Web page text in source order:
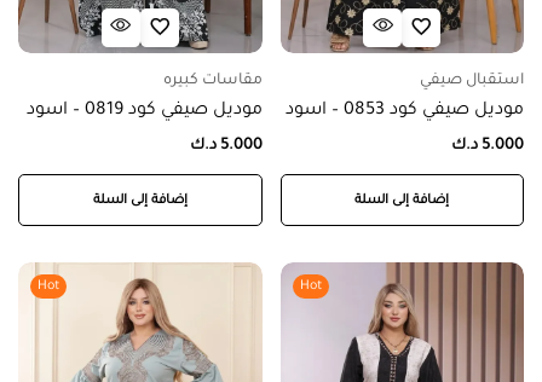
استقبال صيفي
موديل صيفي كود 0853 – اسود
5.000 د.ك
إضافة إلى السلة
مقاسات كبيره
موديل صيفي كود 0819 – اسود
5.000 د.ك
إضافة إلى السلة
Hot
Hot